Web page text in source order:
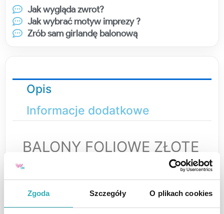
Zgoda Szczegóły O plikach cookies
Jak wygląda zwrot?
Jak wybrać motyw imprezy ?
Zrób sam girlandę balonową
Opis
Informacje dodatkowe
BALONY FOLIOWE ZŁOTE
ZOO URODZINY
DEKORACJA PARTY
ZESTAW BALONÓW URODZINOWYCH – CYFRA